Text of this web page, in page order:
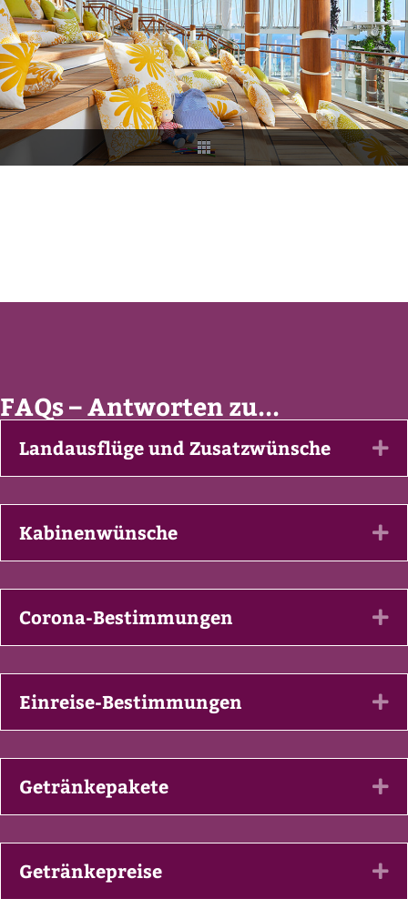
FAQs – Antworten zu...
Landausflüge und Zusatzwünsche
Kabinenwünsche
Corona-Bestimmungen
Einreise-Bestimmungen
Getränkepakete
Getränkepreise